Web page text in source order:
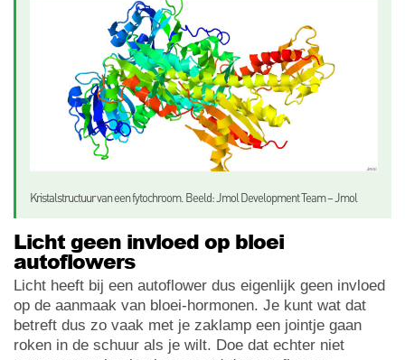
Kristalstructuur van een fytochroom. Beeld: Jmol Development Team – Jmol
Licht geen invloed op bloei
autoflowers
Licht heeft bij een autoflower dus eigenlijk geen invloed
op de aanmaak van bloei-hormonen. Je kunt wat dat
betreft dus zo vaak met je zaklamp een jointje gaan
roken in de schuur als je wilt. Doe dat echter niet